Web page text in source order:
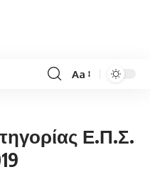
Font
Aa
Ε.Π.Σ.